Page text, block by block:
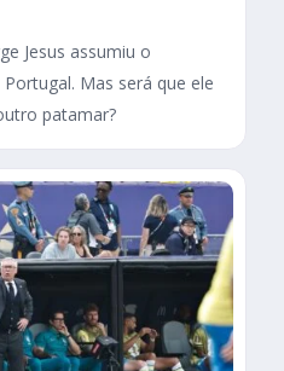
Jesus assumiu o
Mas será que ele
patamar?